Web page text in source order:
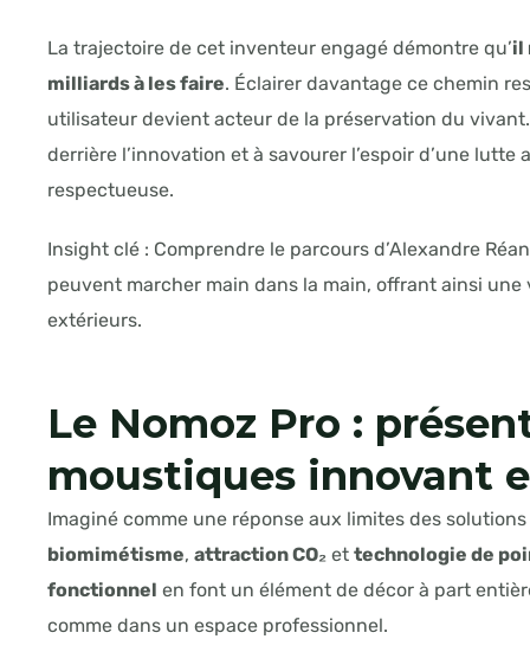
La trajectoire de cet inventeur engagé démontre qu’il
milliards à les faire. Éclairer davantage ce chemin
utilisateur devient acteur de la préservation du
derrière l’innovation et à savourer l’espoir d’une
respectueuse.
Insight clé : Comprendre le parcours d’Alexandre
peuvent marcher main dans la main, offrant ainsi
extérieurs.
Le Nomoz Pro :
moustiques innovant
Imaginé comme une réponse aux limites des
biomimétisme, attraction CO₂ et technologie de
fonctionnel en font un élément de décor à part
comme dans un espace professionnel.